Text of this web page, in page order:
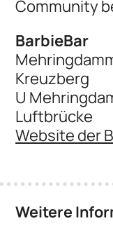
Community
BarbieBar
Kreuzberg
U
Luftbrücke
Website der
Weitere